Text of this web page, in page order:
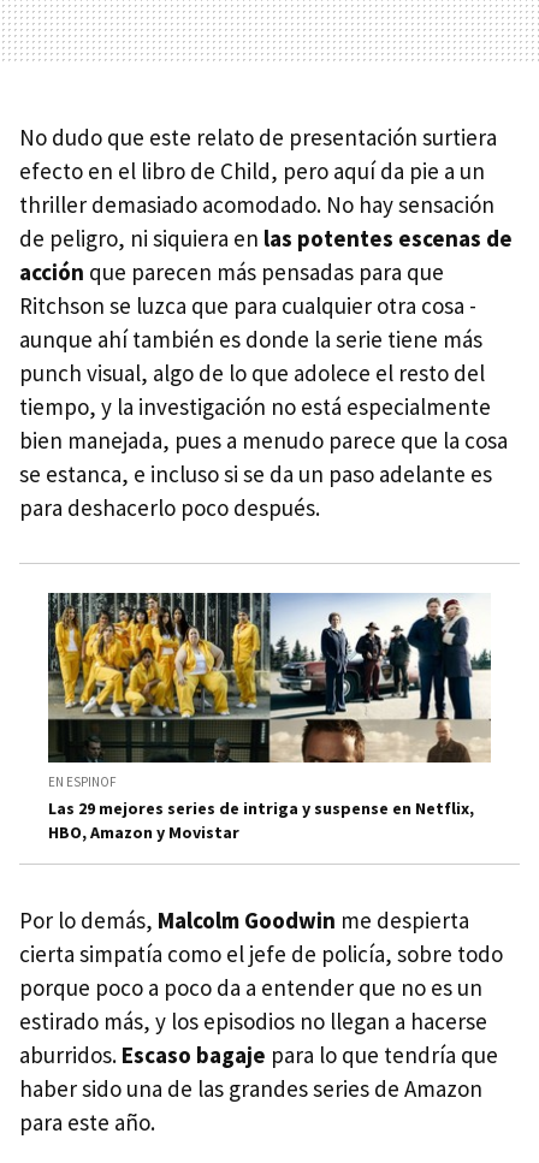
No dudo que este relato de presentación surtiera
efecto en el libro de Child, pero aquí da pie a un
thriller demasiado acomodado. No hay sensación
de peligro, ni siquiera en las potentes escenas de
acción que parecen más pensadas para que
Ritchson se luzca que para cualquier otra cosa -
aunque ahí también es donde la serie tiene más
punch visual, algo de lo que adolece el resto del
tiempo, y la investigación no está especialmente
bien manejada, pues a menudo parece que la cosa
se estanca, e incluso si se da un paso adelante es
para deshacerlo poco después.
EN ESPINOF
Las 29 mejores series de intriga y suspense en Netflix,
HBO, Amazon y Movistar
Por lo demás, Malcolm Goodwin me despierta
cierta simpatía como el jefe de policía, sobre todo
porque poco a poco da a entender que no es un
estirado más, y los episodios no llegan a hacerse
aburridos. Escaso bagaje para lo que tendría que
haber sido una de las grandes series de Amazon
para este año.